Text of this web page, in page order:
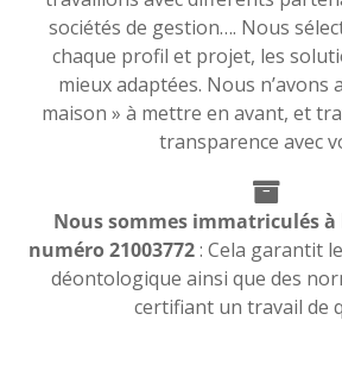
sociétés de gestion…. Nous
chaque profil et projet, les
mieux adaptées. Nous n’avons
maison » à mettre en avant, et
transparence avec
Nous sommes immatriculés à
numéro 21003772: Cela garantit
déontologique ainsi que des
certifiant un travail de